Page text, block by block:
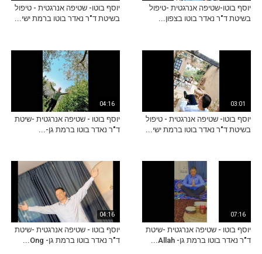
יוסף בוטו-שטיפה אנרגטית -טיפול
בשיטת ד"ר נאדר בוטו בצפון...
יוסף בוטו- שטיפה אנרגטית - טיפול
בשיטת ד"ר נאדר בוטו ברמת ישי...
03:01
יוסף בוטו- שטיפה אנרגטית - טיפול
בשיטת ד"ר נאדר בוטו ברמת ישי...
04:16
יוסף בוטו - שטיפה אנרגטית -שיטת
ד"ר נאדר בוטו ברמת גן-...
07:16
יוסף בוטו - שטיפה אנרגטית -שיטת
ד"ר נאדר בוטו ברמת גן- Allah...
04:16
יוסף בוטו - שטיפה אנרגטית -שיטת
ד"ר נאדר בוטו ברמת גן- Ong...